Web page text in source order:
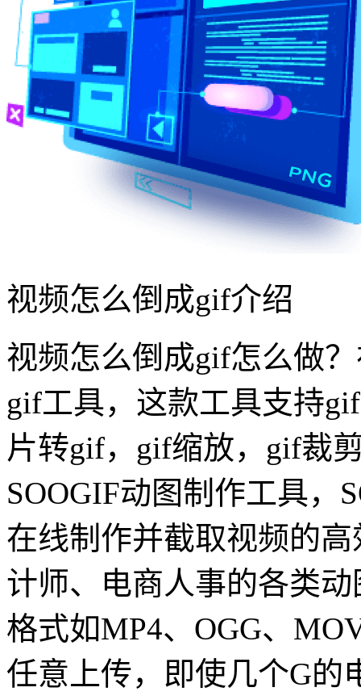
视频怎么倒成gif介绍
视频怎么倒成gif怎么做
gif工具，这款工具支持
片转gif，gif缩放，gif裁
SOOGIF动图制作工具，
在线制作并截取视频的
计师、电商人事的各类
格式如MP4、OGG、
任意上传，即使几个G的